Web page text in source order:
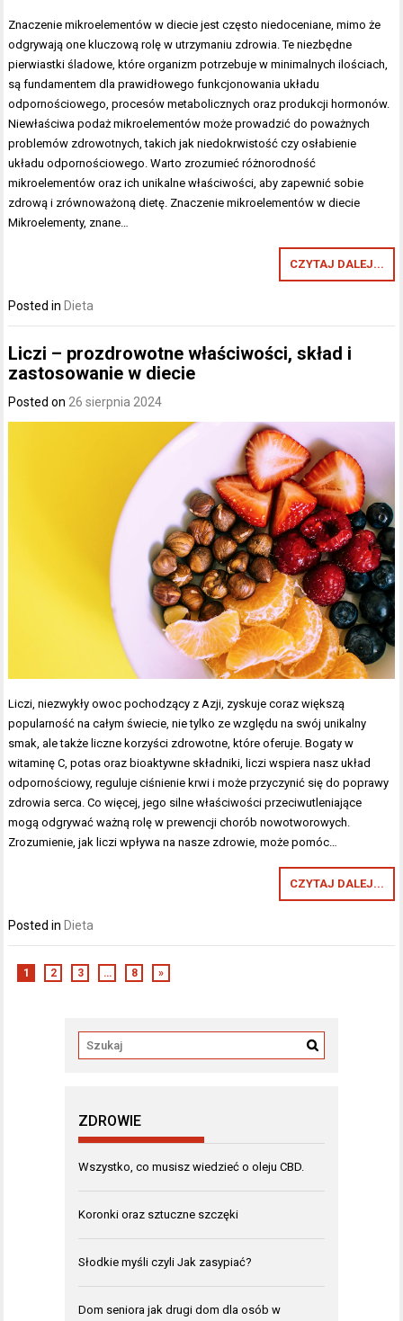
Znaczenie mikroelementów w diecie jest często niedoceniane, mimo że
odgrywają one kluczową rolę w utrzymaniu zdrowia. Te niezbędne
pierwiastki śladowe, które organizm potrzebuje w minimalnych ilościach,
są fundamentem dla prawidłowego funkcjonowania układu
odpornościowego, procesów metabolicznych oraz produkcji hormonów.
Niewłaściwa podaż mikroelementów może prowadzić do poważnych
problemów zdrowotnych, takich jak niedokrwistość czy osłabienie
układu odpornościowego. Warto zrozumieć różnorodność
mikroelementów oraz ich unikalne właściwości, aby zapewnić sobie
zdrową i zrównoważoną dietę. Znaczenie mikroelementów w diecie
Mikroelementy, znane…
CZYTAJ DALEJ...
Posted in Dieta
Liczi – prozdrowotne właściwości, skład i
zastosowanie w diecie
Posted on26 sierpnia 2024
Liczi, niezwykły owoc pochodzący z Azji, zyskuje coraz większą
popularność na całym świecie, nie tylko ze względu na swój unikalny
smak, ale także liczne korzyści zdrowotne, które oferuje. Bogaty w
witaminę C, potas oraz bioaktywne składniki, liczi wspiera nasz układ
odpornościowy, reguluje ciśnienie krwi i może przyczynić się do poprawy
zdrowia serca. Co więcej, jego silne właściwości przeciwutleniające
mogą odgrywać ważną rolę w prewencji chorób nowotworowych.
Zrozumienie, jak liczi wpływa na nasze zdrowie, może pomóc…
CZYTAJ DALEJ...
Posted in Dieta
1 2 3 … 8 »
ZDROWIE
Wszystko, co musisz wiedzieć o oleju CBD.
Koronki oraz sztuczne szczęki
Słodkie myśli czyli Jak zasypiać?
Dom seniora jak drugi dom dla osób w